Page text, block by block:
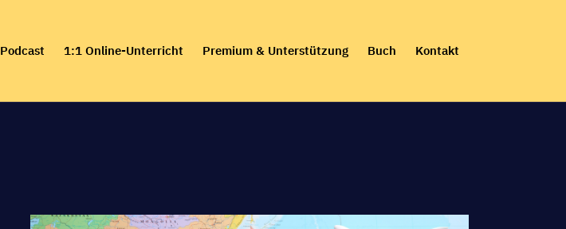
content
Podcast 1:1 Online-Unterricht Premium & Unterstützung Buch Kontakt